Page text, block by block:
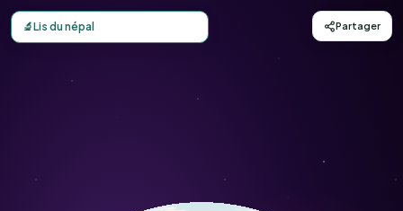
Carte d'observation du Lis du népal (Lilium nepalense) -
🔬Lis du népal Partager